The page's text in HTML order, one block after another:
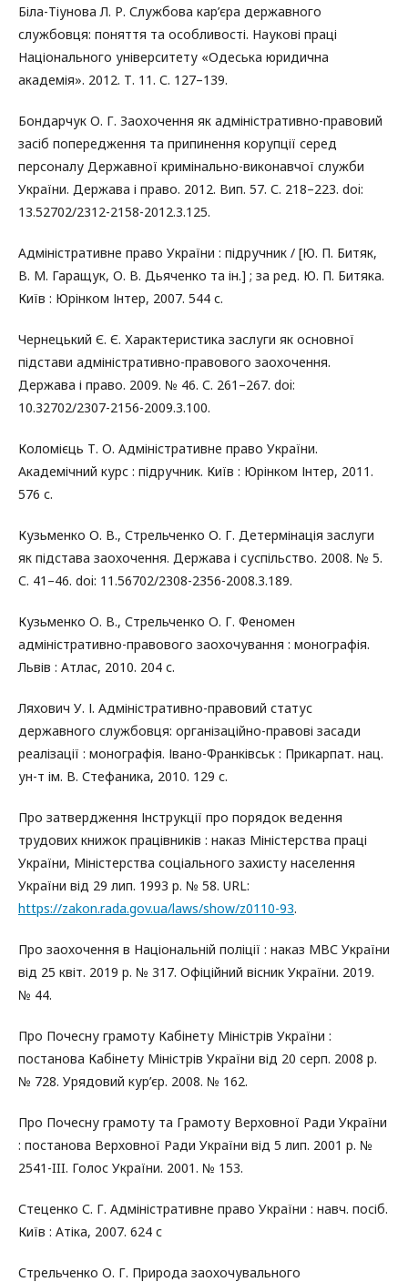
Біла-Тіунова Л. Р. Службова кар’єра державного
службовця: поняття та особливості. Наукові праці
Національного університету «Одеська юридична
академія». 2012. Т. 11. С. 127–139.
Бондарчук О. Г. Заохочення як адміністративно-правовий
засіб попередження та припинення корупції серед
персоналу Державної кримінально-виконавчої служби
України. Держава і право. 2012. Вип. 57. С. 218–223. doi:
13.52702/2312-2158-2012.3.125.
Адміністративне право України : підручник / [Ю. П. Битяк,
В. М. Гаращук, О. В. Дьяченко та ін.] ; за ред. Ю. П. Битяка.
Київ : Юрінком Інтер, 2007. 544 с.
Чернецький Є. Є. Характеристика заслуги як основної
підстави адміністративно-правового заохочення.
Держава і право. 2009. № 46. С. 261–267. doi:
10.32702/2307-2156-2009.3.100.
Коломієць Т. О. Адміністративне право України.
Академічний курс : підручник. Київ : Юрінком Інтер, 2011.
576 с.
Кузьменко О. В., Стрельченко О. Г. Детермінація заслуги
як підстава заохочення. Держава і суспільство. 2008. № 5.
С. 41–46. doi: 11.56702/2308-2356-2008.3.189.
Кузьменко О. В., Стрельченко О. Г. Феномен
адміністративно-правового заохочування : монографія.
Львів : Атлас, 2010. 204 с.
Ляхович У. І. Адміністративно-правовий статус
державного службовця: організаційно-правові засади
реалізації : монографія. Івано-Франківськ : Прикарпат. нац.
ун-т ім. В. Стефаника, 2010. 129 с.
Про затвердження Інструкції про порядок ведення
трудових книжок працівників : наказ Міністерства праці
України, Міністерства соціального захисту населення
України від 29 лип. 1993 р. № 58. URL:
https://zakon.rada.gov.ua/laws/show/z0110-93.
Про заохочення в Національній поліції : наказ МВС України
від 25 квіт. 2019 р. № 317. Офіційний вісник України. 2019.
№ 44.
Про Почесну грамоту Кабінету Міністрів України :
постанова Кабінету Міністрів України від 20 серп. 2008 р.
№ 728. Урядовий кур’єр. 2008. № 162.
Про Почесну грамоту та Грамоту Верховної Ради України
: постанова Верховної Ради України від 5 лип. 2001 р. №
2541-III. Голос України. 2001. № 153.
Стеценко С. Г. Адміністративне право України : навч. посіб.
Київ : Атіка, 2007. 624 с
Стрельченко О. Г. Природа заохочувального